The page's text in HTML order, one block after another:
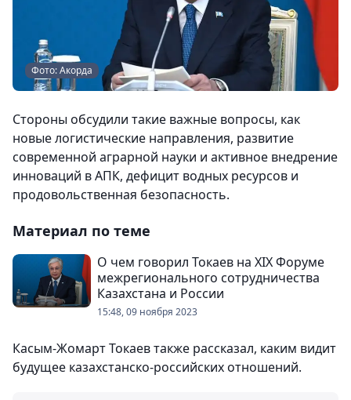
Фото: Акорда
Стороны обсудили такие важные вопросы, как
новые логистические направления, развитие
современной аграрной науки и активное внедрение
инноваций в АПК, дефицит водных ресурсов и
продовольственная безопасность.
Материал по теме
О чем говорил Токаев на ХIХ Форуме
межрегионального сотрудничества
Казахстана и России
15:48, 09 ноября 2023
Касым-Жомарт Токаев также рассказал, каким видит
будущее казахстанско-российских отношений.